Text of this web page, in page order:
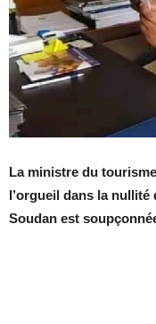
La ministre du
l’orgueil dans la nullité
Soudan est